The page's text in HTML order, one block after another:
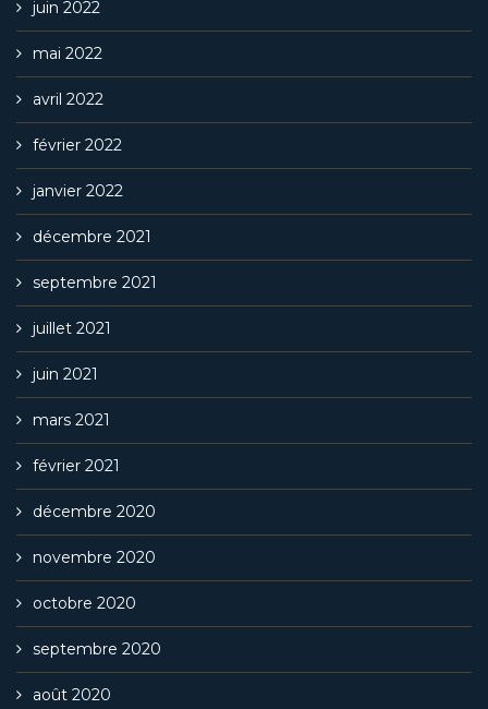
juin 2022
mai 2022
avril 2022
février 2022
janvier 2022
décembre 2021
septembre 2021
juillet 2021
juin 2021
mars 2021
février 2021
décembre 2020
novembre 2020
octobre 2020
septembre 2020
août 2020